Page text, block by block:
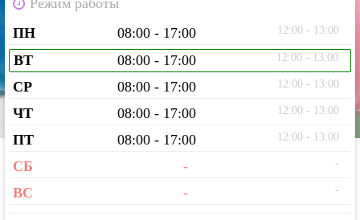
Режим работы
ПН
08:00 - 17:00 12:00 - 13:00
ВТ 08:00 - 17:00 12:00 - 13:00
СР 08:00 - 17:00 12:00 - 13:00
ЧТ 08:00 - 17:00 12:00 - 13:00
ПТ 08:00 - 17:00 12:00 - 13:00
СБ - -
ВС - -